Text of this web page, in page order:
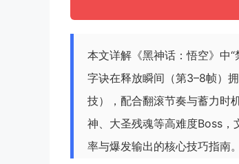
本文详解《黑神话：悟空》中
字诀在释放瞬间（第3–8帧）
技），配合翻滚节奏与蓄力时
神、大圣残魂等高难度Boss，
率与爆发输出的核心技巧指南